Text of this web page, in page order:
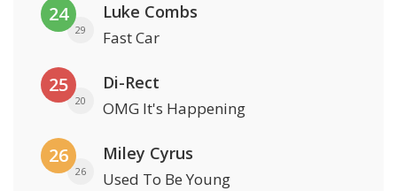
24
29
Luke Combs
Fast Car
25
20
Di-Rect
OMG It's Happening
26
26
Miley Cyrus
Used To Be Young